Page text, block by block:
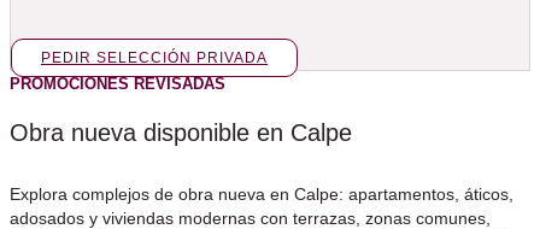
PEDIR SELECCIÓN PRIVADA
PROMOCIONES REVISADAS
Obra nueva disponible en Calpe
Explora complejos de obra nueva en Calpe: apartamentos, áticos,
adosados y viviendas modernas con terrazas, zonas comunes,